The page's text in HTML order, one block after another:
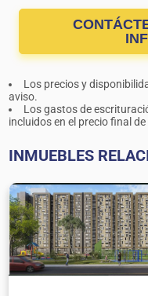
Los precios y
aviso.
Los gastos de
incluidos en el precio final
INMUEBLES